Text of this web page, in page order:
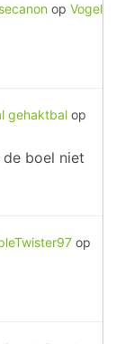
op Vogel
gehaktbal op
boel niet
op